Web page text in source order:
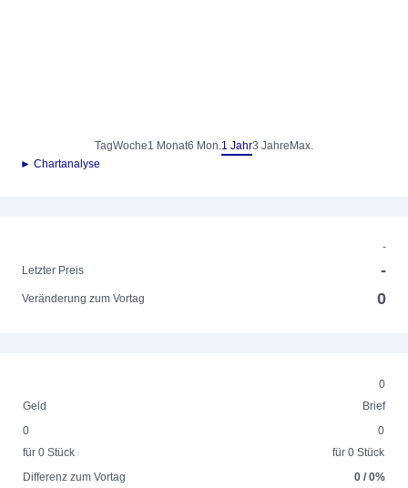
TagWoche1 Monat6 Mon.1 Jahr3 Jahre Max.
► Chartanalyse
-
Letzter Preis
-
Veränderung zum Vortag 0
0
Geld
Brief
0
für 0 Stück
0
für 0 Stück
Differenz zum Vortag
0 / 0%